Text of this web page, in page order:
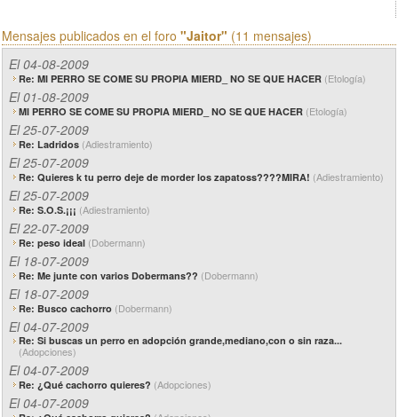
Mensajes publicados en el foro "Jaitor" (11 mensajes)
El 04-08-2009
Re: MI PERRO SE COME SU PROPIA MIERD_ NO SE QUE HACER (Etología)
El 01-08-2009
MI PERRO SE COME SU PROPIA MIERD_ NO SE QUE HACER (Etología)
El 25-07-2009
Re: Ladridos (Adiestramiento)
El 25-07-2009
Re: Quieres k tu perro deje de morder los zapatoss????MIRA! (Adiestramiento)
El 25-07-2009
Re: S.O.S.¡¡¡ (Adiestramiento)
El 22-07-2009
Re: peso ideal (Dobermann)
El 18-07-2009
Re: Me junte con varios Dobermans?? (Dobermann)
El 18-07-2009
Re: Busco cachorro (Dobermann)
El 04-07-2009
Re: Si buscas un perro en adopción grande,mediano,con o sin raza...
(Adopciones)
El 04-07-2009
Re: ¿Qué cachorro quieres? (Adopciones)
El 04-07-2009